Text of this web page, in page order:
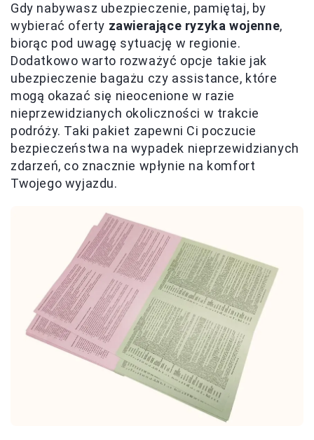
Gdy nabywasz ubezpieczenie, pamiętaj, by
wybierać oferty zawierające ryzyka wojenne,
biorąc pod uwagę sytuację w regionie.
Dodatkowo warto rozważyć opcje takie jak
ubezpieczenie bagażu czy assistance, które
mogą okazać się nieocenione w razie
nieprzewidzianych okoliczności w trakcie
podróży. Taki pakiet zapewni Ci poczucie
bezpieczeństwa na wypadek nieprzewidzianych
zdarzeń, co znacznie wpłynie na komfort
Twojego wyjazdu.